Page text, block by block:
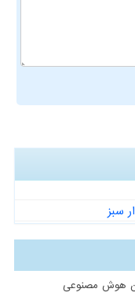
سبز
هوش مصنوعی